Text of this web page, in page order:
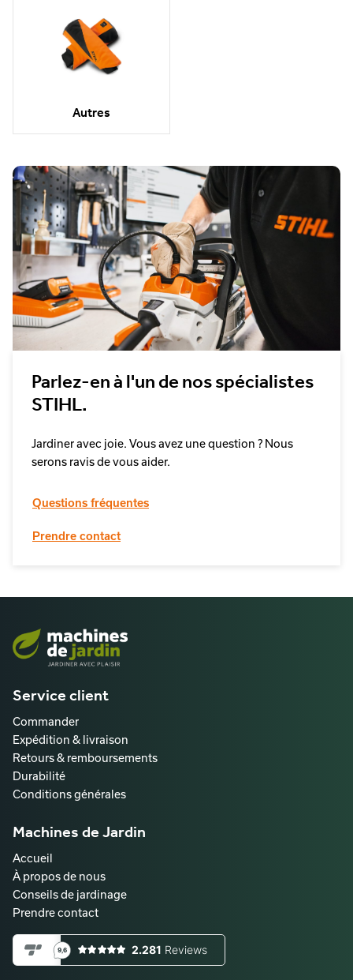
Autres
Parlez-en à l'un de nos spécialistes
STIHL.
Jardiner avec joie. Vous avez une question ? Nous
serons ravis de vous aider.
Questions fréquentes
Prendre contact
Service client
Commander
Expédition & livraison
Retours & remboursements
Durabilité
Conditions générales
Machines de Jardin
Accueil
À propos de nous
Conseils de jardinage
Prendre contact